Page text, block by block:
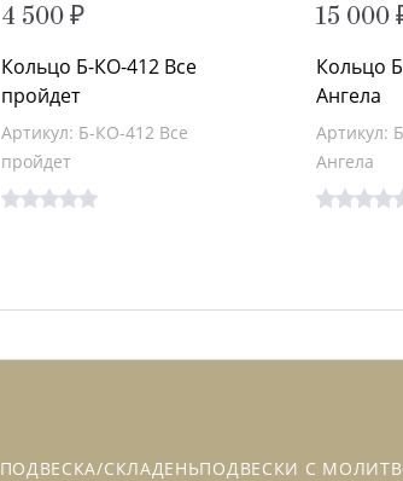
4 500 ₽
Кольцо Б-КО-412 Все
пройдет
Артикул: Б-КО-412 Все
пройдет
15 000
Кольцо
Ангела
Артикул:
Ангела
ПОДВЕСКА/СКЛАДЕНЬПОДВЕСКИ С